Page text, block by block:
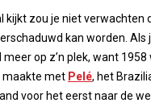
kijkt zou je niet verwachten
kan worden. Als
op z’n plek, want
maakte met Pelé, het
voor het eerst naar de